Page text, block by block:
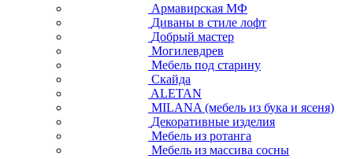
Армавирская МФ
Диваны в стиле лофт
Добрый мастер
Могилевдрев
Мебель под старину
Скайда
ALETAN
MILANA (мебель из бука и ясеня)
Декоративные изделия
Мебель из ротанга
Мебель из массива сосны